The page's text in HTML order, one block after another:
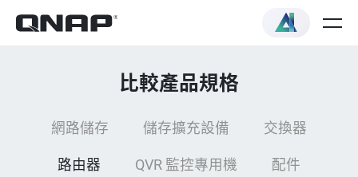
比較產品規格
網路儲存 儲存擴充設備 交換器
路由器 QVR 監控專用機 配件